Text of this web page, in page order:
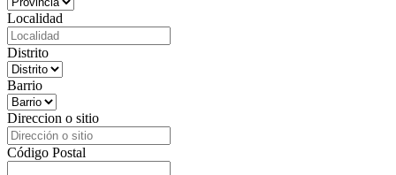
Localidad
Distrito
Barrio
Direccion o sitio
Código Postal